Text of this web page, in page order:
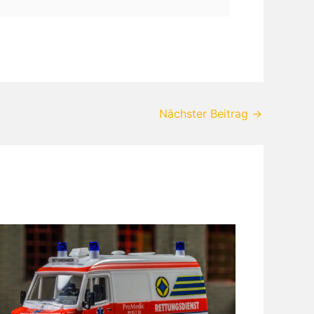
Nächster Beitrag →